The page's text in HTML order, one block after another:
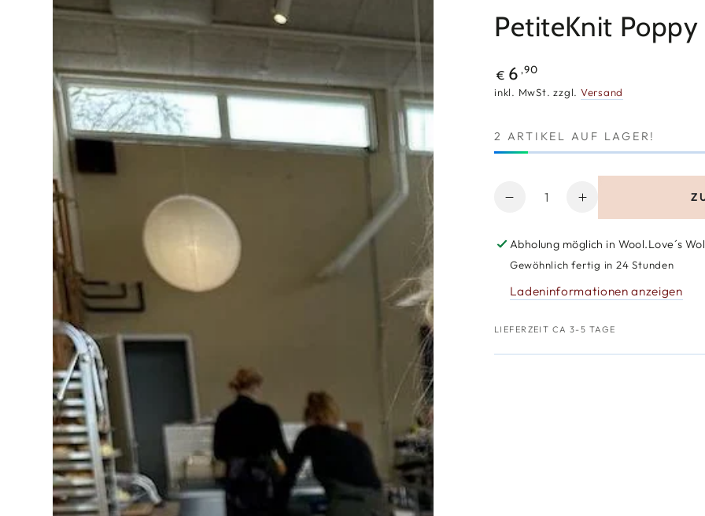
PetiteKnit Poppy
Regulärer
Preis
€ 6 ,90
inkl. MwSt. zzgl. Versand
2 ARTIKEL AUF LAGER!
Verringere
Menge
für
Poppy
Erhöhe
die
Menge
für
PetiteKnit
Poppy
Abholung möglich in Wool.Love´s
Gewöhnlich fertig in 24 Stunden
Ladeninformationen anzeigen
LIEFERZEIT CA 3-5 TAGE